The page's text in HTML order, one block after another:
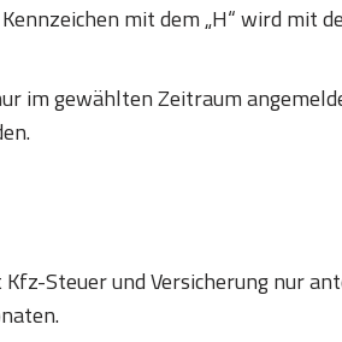
mit dem „H“ wird mit
im gewählten Zeitraum
Steuer und Versicherung nur